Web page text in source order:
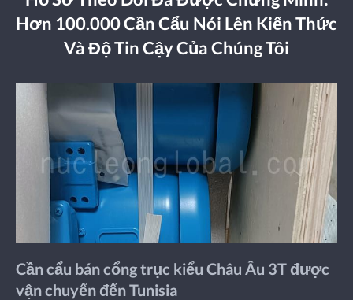
Hơn 100.000 Cần Cẩu Nói Lên Kiến Thức
Và Độ Tin Cậy Của Chúng Tôi
Cần cẩu bán cổng trục kiểu Châu Âu 3T được
vận chuyển đến Tunisia